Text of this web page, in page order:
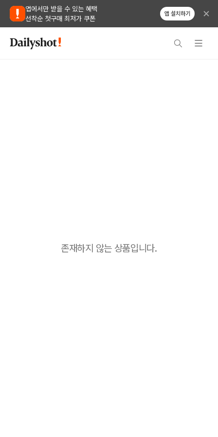
앱에서만 받을 수 있는 혜택
선착순 첫구매 최저가 쿠폰
앱 설치하기
존재하지 않는 상품입니다.